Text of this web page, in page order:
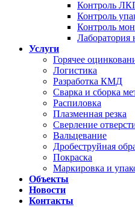
Контроль
Контроль
Контроль
Лаборатория
Услуги
Горячее
Логистика
Разработка КМД
Сварка и сборка
Распиловка
Плазменная резка
Сверление
Вальцевание
Дробеструйная
Покраска
Маркировка и
Объекты
Новости
Контакты